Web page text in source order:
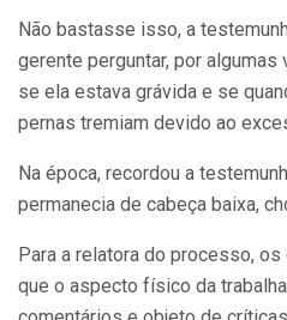
Não bastasse isso, a
gerente perguntar, por algumas
se ela estava grávida e se
pernas tremiam devido ao
Na época, recordou a
permanecia de cabeça baixa,
Para a relatora do processo,
que o aspecto físico da